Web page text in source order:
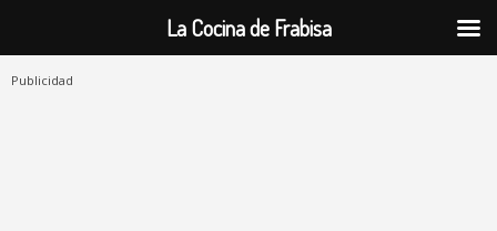
Publicidad
La Cocina de Frabisa